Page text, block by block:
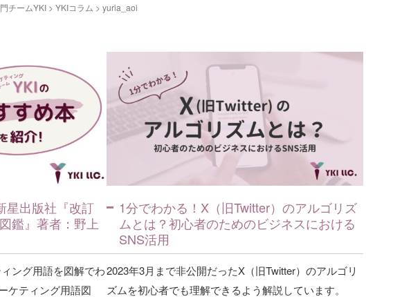
チームYKI > YKIコラム > yuria_aoi
星出版社『改訂
鑑』著者：野上
ング用語を図解でわ
ケティング用語図
1分でわかる！X（旧Twitter）のアルゴリズ
ムとは？初心者のためのビジネスにおける
SNS活用
2023年3月まで非公開だったX（旧Twitter）のアルゴリ
ズムを初心者でも理解できるよう解説しています。